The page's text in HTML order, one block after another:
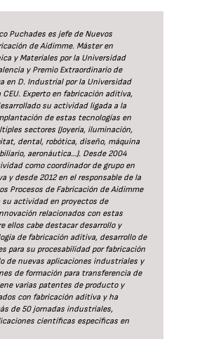
Puchades es jefe de Nuevos
de Aidimme. Máster en
y Materiales por la Universidad
y Premio Extraordinario de
en D. Industrial por la Universidad
CEU. Experto en fabricación aditiva,
su actividad ligada a la
de estas tecnologías en
sectores (Joyería, iluminación,
dental, robótica, diseño, máquina
aeronáutica…). Desde 2004
como coordinador de grupo en
y desde 2012 en el responsable de la
Procesos de Fabricación de Aidimme
su actividad en proyectos de
relacionados con estas
ellos cabe destacar desarrollo y
de fabricación aditiva, desarrollo de
para su procesabilidad por fabricación
de nuevas aplicaciones industriales y
de formación para transferencia de
varias patentes de producto y
con fabricación aditiva y ha
de 50 jornadas industriales,
científicas específicas en